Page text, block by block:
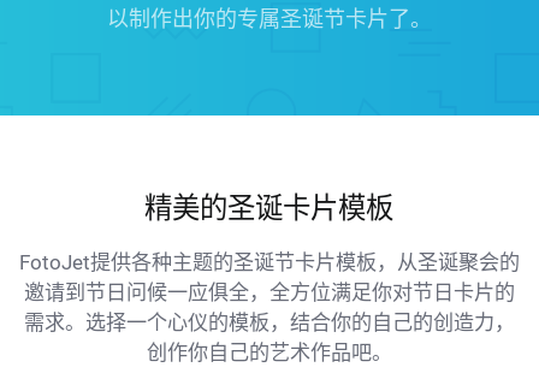
以制作出你的专属圣诞节卡片了。
精美的圣诞卡片模板
FotoJet提供各种主题的圣诞节卡片模板，从圣诞聚会的
邀请到节日问候一应俱全，全方位满足你对节日卡片的
需求。选择一个心仪的模板，结合你的自己的创造力，
创作你自己的艺术作品吧。